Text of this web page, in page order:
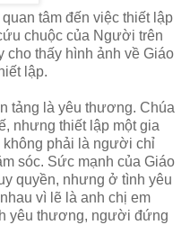
tâm đến việc thiết lập
chuộc của Người trên
cho thấy hình ảnh về Giáo
lập.
tảng là yêu thương. Chúa
nhưng thiết lập một gia
phải là người chỉ
sóc. Sức mạnh của Giáo
quyền, nhưng ở tình yêu
vì lẽ là anh chị em
yêu thương, người đứng